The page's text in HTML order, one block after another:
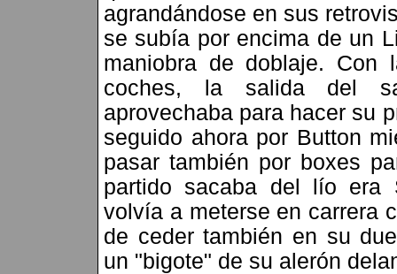
agrandándose en sus
se subía por encima de un
maniobra de doblaje.
coches, la salida del
aprovechaba para hacer su
seguido ahora por Button
pasar también por boxes
partido sacaba del lío era
volvía a meterse en carrera
de ceder también en su
un "bigote" de su alerón